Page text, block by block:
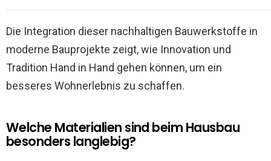
Die Integration dieser nachhaltigen Bauwerkstoffe in
moderne Bauprojekte zeigt, wie Innovation und
Tradition Hand in Hand gehen können, um ein
besseres Wohnerlebnis zu schaffen.
Welche Materialien sind beim Hausbau
besonders langlebig?